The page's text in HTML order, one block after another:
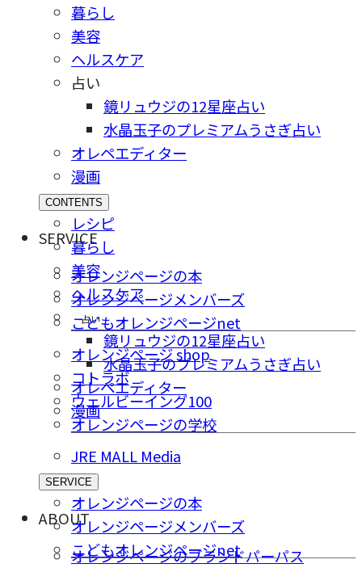
暮らし
美容
ヘルスケア
占い
鏡リュウジの12星座占い
水晶玉子のプレミアムうさぎ占い
オレペエディター
漫画
CONTENTS
レシピ
暮らし
美容
ヘルスケア
占い
鏡リュウジの12星座占い
水晶玉子のプレミアムうさぎ占い
オレペエディター
漫画
SERVICE
オレンジページの本
オレンジページメンバーズ
こどもオレンジページnet
オレンジページ shop
コトラボ
ウェルビーイング100
オレンジページの学校
JRE MALL Media
SERVICE
オレンジページの本
オレンジページメンバーズ
こどもオレンジページnet
ABOUT
オレンジページのブランドパーパス